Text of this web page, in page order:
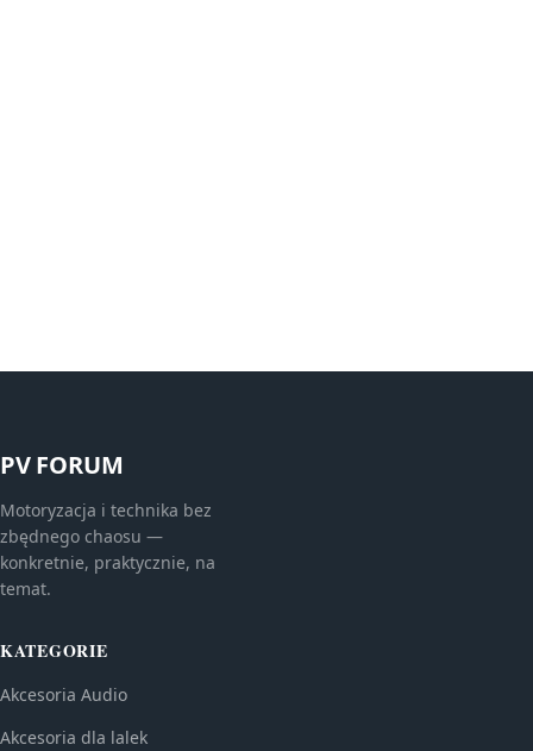
PV FORUM
Motoryzacja i technika bez
zbędnego chaosu —
konkretnie, praktycznie, na
temat.
KATEGORIE
Akcesoria Audio
Akcesoria dla lalek